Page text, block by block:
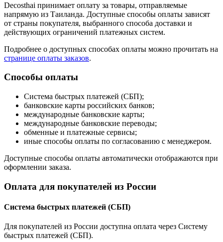
Decosthai принимает оплату за товары, отправляемые
напрямую из Таиланда. Доступные способы оплаты зависят
от страны покупателя, выбранного способа доставки и
действующих ограничений платежных систем.
Подробнее о доступных способах оплаты можно прочитать на
странице оплаты заказов.
Способы оплаты
Система быстрых платежей (СБП);
банковские карты российских банков;
международные банковские карты;
международные банковские переводы;
обменные и платежные сервисы;
иные способы оплаты по согласованию с менеджером.
Доступные способы оплаты автоматически отображаются при
оформлении заказа.
Оплата для покупателей из России
Система быстрых платежей (СБП)
Для покупателей из России доступна оплата через Систему
быстрых платежей (СБП).